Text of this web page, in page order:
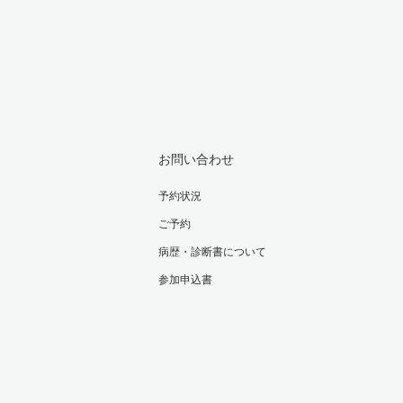
お問い合わせ
予約状況
ご予約
病歴・診断書について
参加申込書